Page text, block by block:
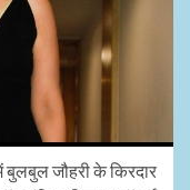
बुलबुल जौहरी के किरदार